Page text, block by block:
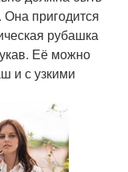
Она пригодится
рубашка
Её можно
и с узкими